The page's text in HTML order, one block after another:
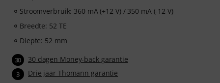
Stroomverbruik: 360 mA (+12 V) / 350 mA (-12 V)
Breedte: 52 TE
Diepte: 52 mm
30 30 dagen Money-back garantie
3 Drie jaar Thomann garantie